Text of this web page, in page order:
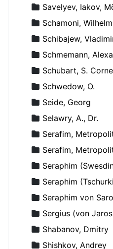
Savelyev, Iakov,
Schamoni, Wilhelm
Schibajew,
Schmemann,
Schubart, S.
Schwedow, O.
Seide, Georg
Selawry, A., Dr.
Serafim,
Serafim,
Seraphim
Seraphim
Seraphim von
Sergius (von
Shabanov, Dmitry
Shishkov, Andrey